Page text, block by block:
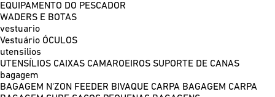
EQUIPAMENTO DO PESCADOR
WADERS E BOTAS
vestuario
Vestuário ÓCULOS
utensilios
UTENSÍLIOS CAIXAS CAMAROEIROS SUPORTE DE CANAS
bagagem
BAGAGEM N'ZON FEEDER BIVAQUE CARPA BAGAGEM CARPA